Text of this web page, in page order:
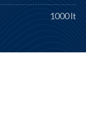
1000 lt